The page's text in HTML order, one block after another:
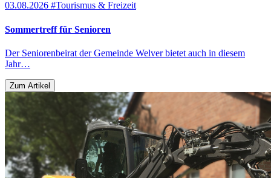
03.08.2026 #Tourismus & Freizeit
Sommertreff für Senioren
Der Seniorenbeirat der Gemeinde Welver bietet auch in diesem
Jahr…
Zum Artikel